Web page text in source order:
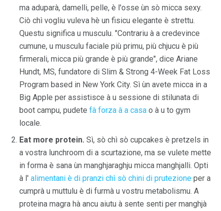
ma aduparà, damelli, pelle, è l'osse ùn sò micca sexy.
Ciò chì vogliu vuleva hè un fisicu elegante è strettu.
Questu significa u musculu. "Contrariu à a credevince
cumune, u musculu faciale più primu, più chjucu è più
firmerali, micca più grande è più grande", dice Ariane
Hundt, MS, fundatore di Slim & Strong 4-Week Fat Loss
Program based in New York City. Sì ùn avete micca in a
Big Apple per assistisce à u sessione di stilunata di
boot campu, pudete fà forza à a casa o à u to gym
locale.
Eat more protein. Sì, sò chì sò cupcakes è pretzels in
a vostra lunchroom di a scurtazione, ma se vulete mette
in forma è sana ùn manghjaraghju micca manghjalli. Opti
à l' alimentani è di pranzi chì sò chini di prutezione per a
cumprà u muttulu è di furmà u vostru metabolismu. A
proteina magra hà ancu aiutu à sente senti per manghjà